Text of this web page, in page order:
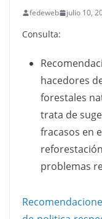
fedeweb julio 10,
Consulta:
hacedores
forestales
trata de
fracasos en
problemas